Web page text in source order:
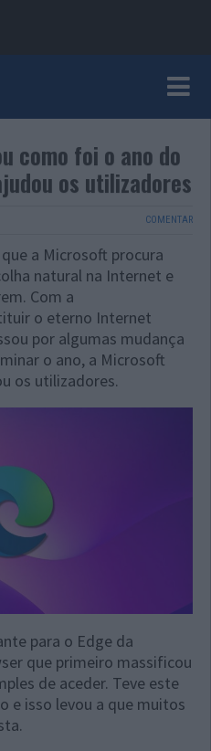
como foi o ano do
os utilizadores
COMENTAR
a Microsoft procura
natural na Internet e
Com a
o eterno Internet
por algumas mudança
o ano, a Microsoft
os utilizadores.
para o Edge da
que primeiro massificou
de aceder. Teve este
e isso levou a que muitos